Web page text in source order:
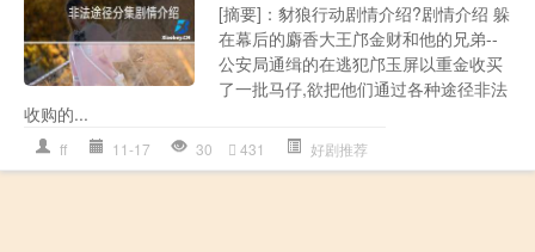
[摘要]：豺狼行动剧情介绍?剧情介绍 躲
在幕后的麝香大王邝金财和他的兄弟--
公安局通缉的在逃犯邝玉屏以重金收买
了一批马仔,欲把他们通过各种途径非法
收购的...
ff 11-17 30 431 好剧推荐